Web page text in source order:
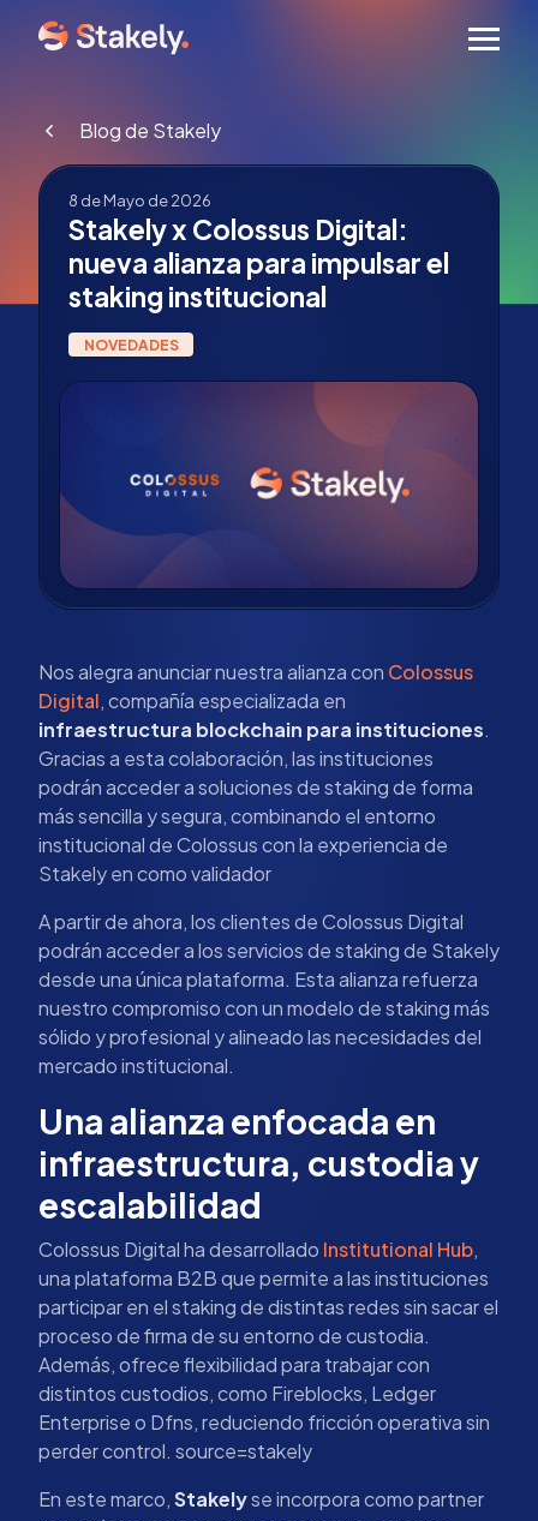
Blog de Stakely
8 de Mayo de 2026
Stakely x Colossus Digital:
nueva alianza para impulsar el
staking institucional
NOVEDADES
Nos alegra anunciar nuestra alianza con Colossus
Digital, compañía especializada en
infraestructura blockchain para instituciones.
Gracias a esta colaboración, las instituciones
podrán acceder a soluciones de staking de forma
más sencilla y segura, combinando el entorno
institucional de Colossus con la experiencia de
Stakely en como validador
A partir de ahora, los clientes de Colossus Digital
podrán acceder a los servicios de staking de Stakely
desde una única plataforma. Esta alianza refuerza
nuestro compromiso con un modelo de staking más
sólido y profesional y alineado las necesidades del
mercado institucional.
Una alianza enfocada en
infraestructura, custodia y
escalabilidad
Colossus Digital ha desarrollado Institutional Hub,
una plataforma B2B que permite a las instituciones
participar en el staking de distintas redes sin sacar el
proceso de firma de su entorno de custodia.
Además, ofrece flexibilidad para trabajar con
distintos custodios, como Fireblocks, Ledger
Enterprise o Dfns, reduciendo fricción operativa sin
perder control. source=stakely
En este marco,Stakelyse incorpora como partner